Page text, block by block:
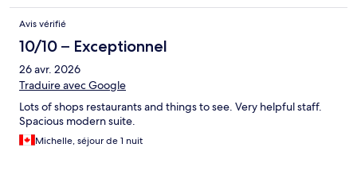
Avis vérifié
10/10 – Exceptionnel
26 avr. 2026
Traduire avec Google
Lots of shops restaurants and things to see. Very helpful staff.
Spacious modern suite.
Michelle, séjour de 1 nuit